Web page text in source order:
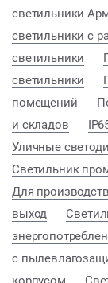
светильники
светильники с
светильники
светильники
помещений
и складов
Уличные
Светильник
Для
выход
с